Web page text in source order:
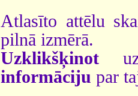
Atlasīto attēlu
pilnā izmērā.
Uzklikšķinot
informāciju par